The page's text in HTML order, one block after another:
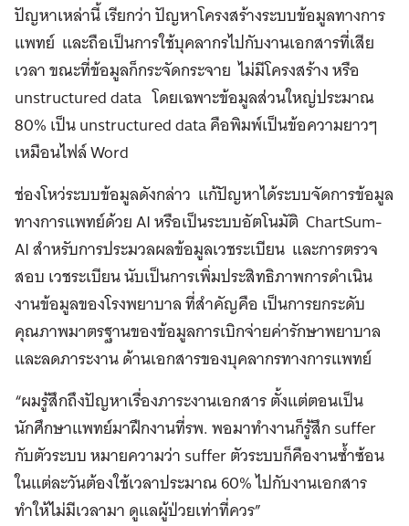
ปัญหาเหล่านี้ เรียกว่า ปัญหาโครงสร้างระบบข้อมูลทางการ
แพทย์ และถือเป็นการใช้บุคลากรไปกับงานเอกสารที่เสีย
เวลา ขณะที่ข้อมูลก็กระจัดกระจาย ไม่มีโครงสร้าง หรือ
unstructured data โดยเฉพาะข้อมูลส่วนใหญ่ประมาณ
80% เป็น unstructured data คือพิมพ์เป็นข้อความยาวๆ
เหมือนไฟล์ Word
ช่องโหว่ระบบข้อมูลดังกล่าว แก้ปัญหาได้ระบบจัดการข้อมูล
ทางการแพทย์ด้วย AI หรือเป็นระบบอัตโนมัติ ChartSum-
AI สำหรับการประมวลผลข้อมูลเวชระเบียน และการตรวจ
สอบ เวชระเบียน นับเป็นการเพิ่มประสิทธิภาพการดำเนิน
งานข้อมูลของโรงพยาบาล ที่สำคัญคือ เป็นการยกระดับ
คุณภาพมาตรฐานของข้อมูลการเบิกจ่ายค่ารักษาพยาบาล
และลดภาระงาน ด้านเอกสารของบุคลากรทางการแพทย์
“ผมรู้สึกถึงปัญหาเรื่องภาระงานเอกสาร ตั้งแต่ตอนเป็น
นักศึกษาแพทย์มาฝึกงานที่รพ. พอมาทำงานก็รู้สึก suffer
กับตัวระบบ หมายความว่า suffer ตัวระบบก็คืองานซ้ำซ้อน
ในแต่ละวันต้องใช้เวลาประมาณ 60% ไปกับงานเอกสาร
ทำให้ไม่มีเวลามา ดูแลผู้ป่วยเท่าที่ควร”